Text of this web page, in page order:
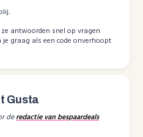
antwoorden snel op vragen
graag als een code onverhoopt
Gusta
deredactie van bespaardeals